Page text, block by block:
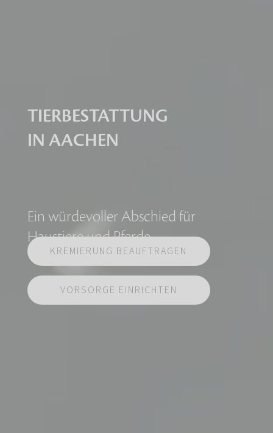
TIERBESTATTUNG
IN AACHEN
Ein würdevoller Abschied für
Haustiere und Pferde
KREMIERUNG BEAUFTRAGEN
VORSORGE EINRICHTEN